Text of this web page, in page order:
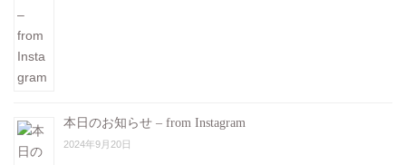
本日のお知らせ – from Instagram
2024年9月20日